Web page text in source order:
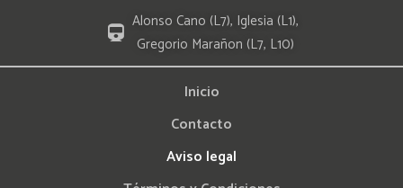
Alonso Cano (L7), Iglesia (L1),
Gregorio Marañon (L7, L10)
Inicio
Contacto
Aviso legal